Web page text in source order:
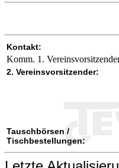
Kontakt:
Komm. 1.
2. Vereinsvorsitzender:
Tauschbörsen /
Tischbestellungen: